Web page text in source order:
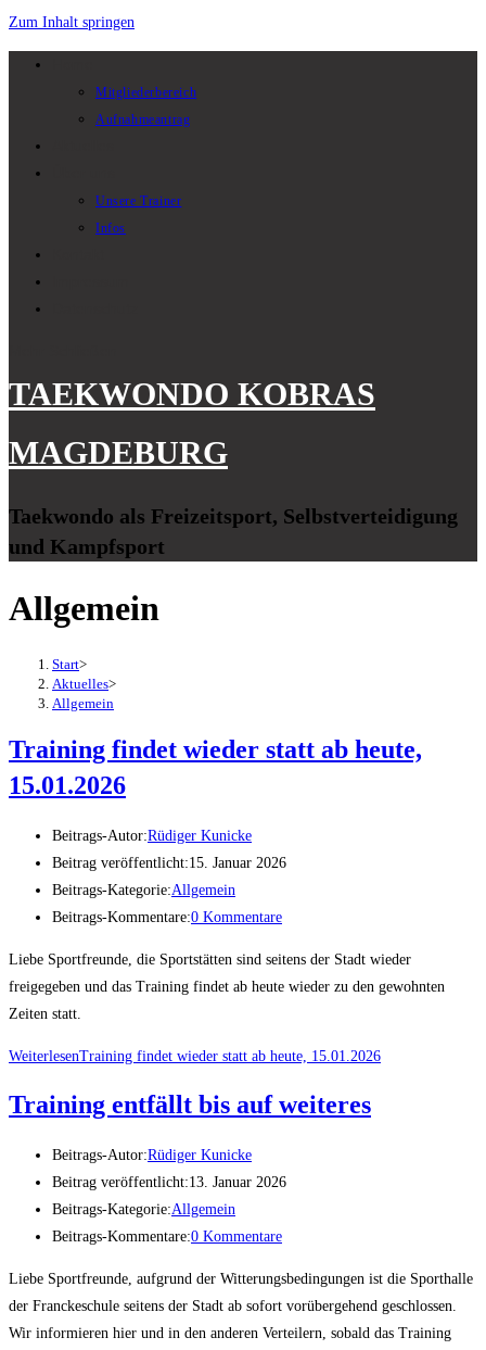
Zum Inhalt springen
Mitgliederbereich
Aufnahmeantrag
Unsere Trainer
Infos
TAEKWONDO KOBRAS
MAGDEBURG
Taekwondo als Freizeitsport, Selbstverteidigung
und Kampfsport
Allgemein
Start>
Aktuelles>
Allgemein
Training findet wieder statt ab heute,
15.01.2026
Beitrags-Autor:Rüdiger Kunicke
Beitrag veröffentlicht:15. Januar 2026
Beitrags-Kategorie:Allgemein
Beitrags-Kommentare:0 Kommentare
Liebe Sportfreunde, die Sportstätten sind seitens der Stadt wieder
freigegeben und das Training findet ab heute wieder zu den gewohnten
Zeiten statt.
WeiterlesenTraining findet wieder statt ab heute, 15.01.2026
Training entfällt bis auf weiteres
Beitrags-Autor:Rüdiger Kunicke
Beitrag veröffentlicht:13. Januar 2026
Beitrags-Kategorie:Allgemein
Beitrags-Kommentare:0 Kommentare
Liebe Sportfreunde, aufgrund der Witterungsbedingungen ist die Sporthalle
der Franckeschule seitens der Stadt ab sofort vorübergehend geschlossen.
Wir informieren hier und in den anderen Verteilern, sobald das Training